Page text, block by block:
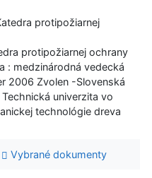
protipožiarnej
protipožiarnej ochrany
: medzinárodná vedecká
2006 Zvolen -Slovenská
univerzita vo
technológie dreva
Vybrané dokumenty